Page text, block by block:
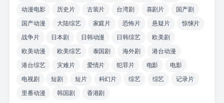
动漫电影
历史片 古装片 台湾剧 喜剧片
国产剧
国产动漫
大陆综艺 家庭片 恐怖片 悬疑片
惊悚片
战争片
日本剧 日韩动漫 日韩综艺
欧美剧
欧美动漫
欧美综艺 泰国剧 海外剧
港台动漫
港台综艺
灾难片 爱情片 犯罪片 电影
电影
电视剧
短剧 短片 科幻片 综艺 综艺
记录片
里番动漫
韩国剧 香港剧